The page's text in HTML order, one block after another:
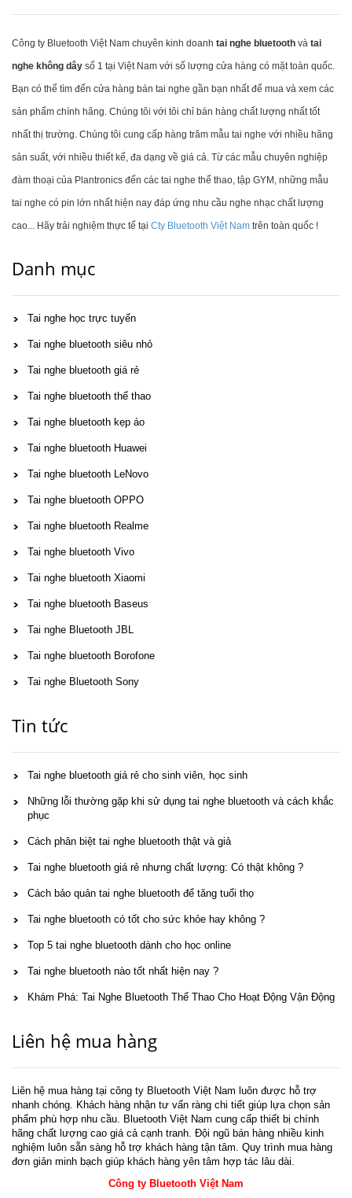
Công ty Bluetooth Việt Nam chuyên kinh doanh tai nghe bluetooth và tai
nghe không dây số 1 tại Việt Nam với số lượng cửa hàng có mặt toàn quốc.
Bạn có thể tìm đến cửa hàng bán tai nghe gần bạn nhất để mua và xem các
sản phẩm chính hãng. Chúng tôi với tôi chỉ bán hàng chất lượng nhất tốt
nhất thị trường. Chúng tôi cung cấp hàng trăm mẫu tai nghe với nhiều hãng
sản suất, với nhiều thiết kế, đa dạng về giá cả. Từ các mẫu chuyên nghiệp
đàm thoại của Plantronics đến các tai nghe thể thao, tập GYM, những mẫu
tai nghe có pin lớn nhất hiện nay đáp ứng nhu cầu nghe nhạc chất lượng
cao... Hãy trải nghiệm thực tế tại Cty Bluetooth Việt Nam trên toàn quốc !
Danh mục
Tai nghe học trực tuyến
Tai nghe bluetooth siêu nhỏ
Tai nghe bluetooth giá rẻ
Tai nghe bluetooth thể thao
Tai nghe bluetooth kẹp áo
Tai nghe bluetooth Huawei
Tai nghe bluetooth LeNovo
Tai nghe bluetooth OPPO
Tai nghe bluetooth Realme
Tai nghe bluetooth Vivo
Tai nghe bluetooth Xiaomi
Tai nghe bluetooth Baseus
Tai nghe Bluetooth JBL
Tai nghe bluetooth Borofone
Tai nghe Bluetooth Sony
Tin tức
Tai nghe bluetooth giá rẻ cho sinh viên, học sinh
Những lỗi thường gặp khi sử dụng tai nghe bluetooth và cách khắc
phục
Cách phân biệt tai nghe bluetooth thật và giả
Tai nghe bluetooth giá rẻ nhưng chất lượng: Có thật không ?
Cách bảo quản tai nghe bluetooth để tăng tuổi thọ
Tai nghe bluetooth có tốt cho sức khỏe hay không ?
Top 5 tai nghe bluetooth dành cho học online
Tai nghe bluetooth nào tốt nhất hiện nay ?
Khám Phá: Tai Nghe Bluetooth Thể Thao Cho Hoạt Động Vận Động
Liên hệ mua hàng
Liên hệ mua hàng tại công ty Bluetooth Việt Nam luôn được hỗ trợ
nhanh chóng. Khách hàng nhận tư vấn ràng chi tiết giúp lựa chọn sản
phẩm phù hợp nhu cầu. Bluetooth Việt Nam cung cấp thiết bị chính
hãng chất lượng cao giá cả cạnh tranh. Đội ngũ bán hàng nhiều kinh
nghiệm luôn sẵn sàng hỗ trợ khách hàng tận tâm. Quy trình mua hàng
đơn giản minh bạch giúp khách hàng yên tâm hợp tác lâu dài.
Công ty Bluetooth Việt Nam